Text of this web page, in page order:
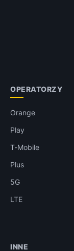
OPERATORZY
Orange
Play
T-Mobile
Plus
5G
LTE
INNE